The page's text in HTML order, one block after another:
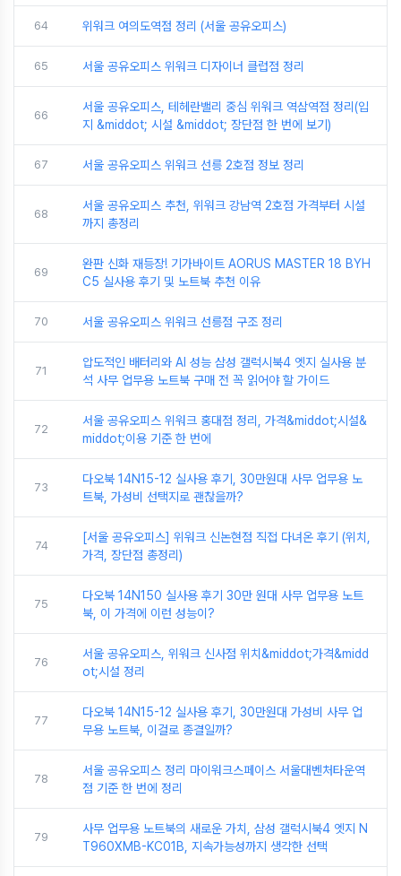
64 위워크 여의도역점 정리 (서울 공유오피스)
65 서울 공유오피스 위워크 디자이너 클럽점 정리
66
서울 공유오피스, 테헤란밸리 중심 위워크 역삼역점 정리(입
지 &middot; 시설 &middot; 장단점 한 번에 보기)
67 서울 공유오피스 위워크 선릉 2호점 정보 정리
68
서울 공유오피스 추천, 위워크 강남역 2호점 가격부터 시설
까지 총정리
69
완판 신화 재등장! 기가바이트 AORUS MASTER 18 BYH
C5 실사용 후기 및 노트북 추천 이유
70 서울 공유오피스 위워크 선릉점 구조 정리
71
압도적인 배터리와 AI 성능 삼성 갤럭시북4 엣지 실사용 분
석 사무 업무용 노트북 구매 전 꼭 읽어야 할 가이드
72
서울 공유오피스 위워크 홍대점 정리, 가격&middot;시설&
middot;이용 기준 한 번에
73
다오북 14N15-12 실사용 후기, 30만원대 사무 업무용 노
트북, 가성비 선택지로 괜찮을까?
74
[서울 공유오피스] 위워크 신논현점 직접 다녀온 후기 (위치,
가격, 장단점 총정리)
75
다오북 14N150 실사용 후기 30만 원대 사무 업무용 노트
북, 이 가격에 이런 성능이?
76
서울 공유오피스, 위워크 신사점 위치&middot;가격&midd
ot;시설 정리
77
다오북 14N15-12 실사용 후기, 30만원대 가성비 사무 업
무용 노트북, 이걸로 종결일까?
78
서울 공유오피스 정리 마이워크스페이스 서울대벤처타운역
점 기준 한 번에 정리
79
사무 업무용 노트북의 새로운 가치, 삼성 갤럭시북4 엣지 N
T960XMB-KC01B, 지속가능성까지 생각한 선택